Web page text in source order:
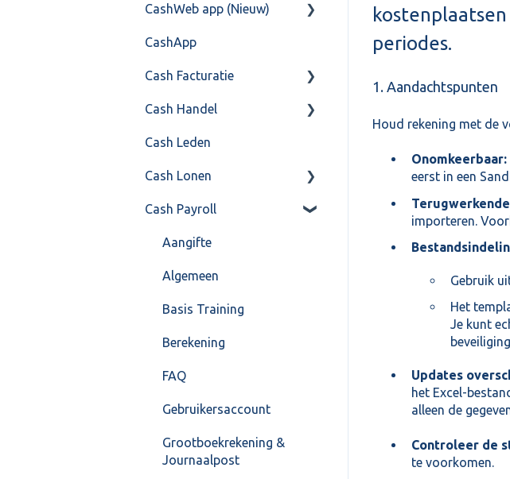
periodes.
1. Aandachtspunten
Houd rekening met de
Onomkeerbaar:
eerst in een
importeren.
Gebruik
Het
Je kunt
Updates
het Excel-
alleen de
Controleer de
te voorkomen.
Training & Consultancy
Overig
Overig
Mailen vanuit CASHWeb
Algemeen gebruik
Algemeen
Api 3.0 (SOAP API)
API 4.0 (REST API)
CashWeb app (Nieuw)
Veel gestelde vragen
CashApp
Cash Facturatie
Factureren
Instellingen
Algemeen
Formulierlayout
Cash Handel
Inkoop
Verkoop
Voorraad
Overig
VoorraadService &
Cash Leden
Cash Lonen
Algemeen
Inrichting
Jaarafsluiting
Salarisberekening
Overig
FAQ – Beëindiging CASH
Cash Payroll
Loonaangifte
Cash Payroll
Aangifte
Algemeen
Basis Training
Berekening
FAQ
Gebruikersaccount
Grootboekrekening &
Journaalpost